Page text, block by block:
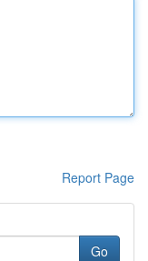
Report Page
Go